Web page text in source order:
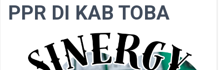
PPR DI KAB TOBA